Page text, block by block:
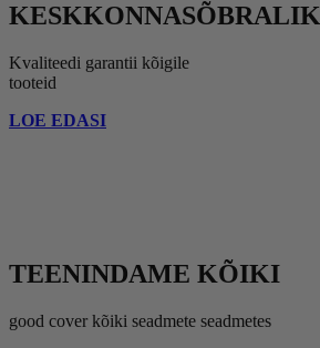
KESKKONNASÕBRALIK
Kvaliteedi garantii kõigile
tooteid
LOE EDASI
TEENINDAME KÕIKI
good cover kõiki seadmete seadmetes